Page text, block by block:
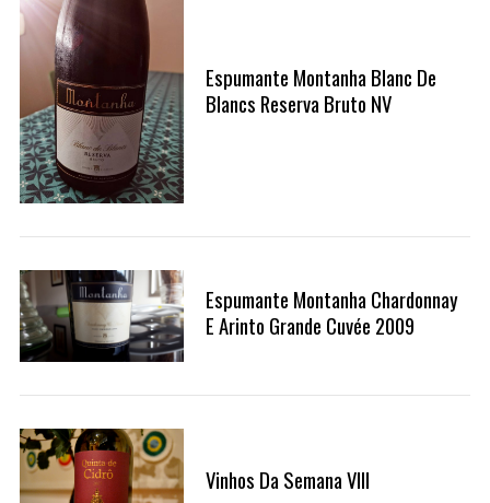
Espumante Montanha Blanc De
Blancs Reserva Bruto NV
Espumante Montanha Chardonnay
E Arinto Grande Cuvée 2009
Vinhos Da Semana VIII
e
a